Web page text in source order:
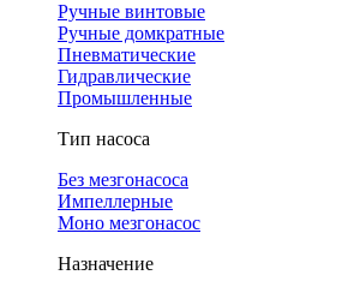
Ручные винтовые
Ручные домкратные
Пневматические
Гидравлические
Промышленные
Тип насоса
Без мезгонасоса
Импеллерные
Моно мезгонасос
Назначение